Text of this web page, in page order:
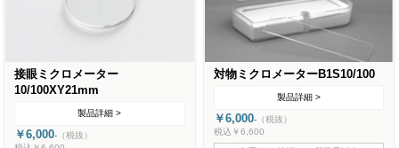
接眼ミクロメーター
10/100XY21mm
製品詳細 >
￥6,000- （税抜）
対物ミクロメーターB1S10/100
製品詳細 >
￥6,000- （税抜）
税込￥6,600